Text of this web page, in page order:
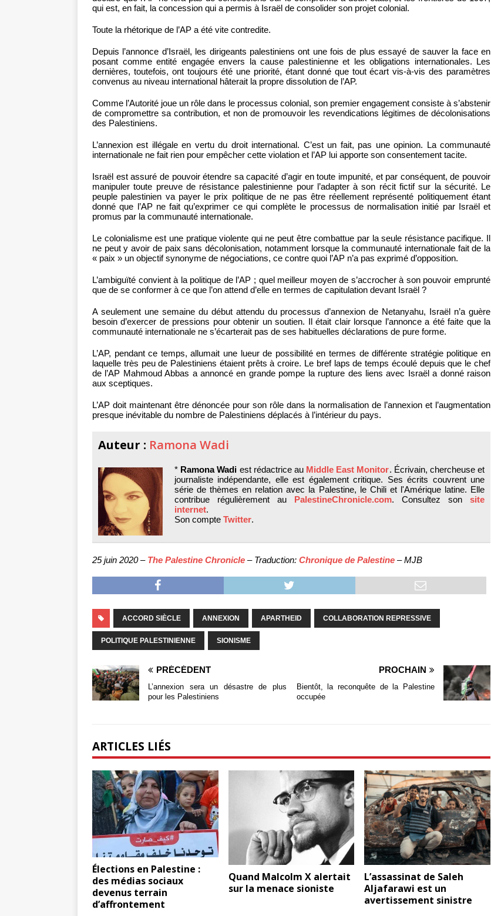
qui est, en fait, la concession qui a permis à Israël de consolider son projet colonial.
Toute la rhétorique de l’AP a été vite contredite.
Depuis l’annonce d’Israël, les dirigeants palestiniens ont une fois de plus essayé de sauver la face en
posant comme entité engagée envers la cause palestinienne et les obligations internationales. Les
dernières, toutefois, ont toujours été une priorité, étant donné que tout écart vis-à-vis des paramètres
convenus au niveau international hâterait la propre dissolution de l’AP.
Comme l’Autorité joue un rôle dans le processus colonial, son premier engagement consiste à s’abstenir
de compromettre sa contribution, et non de promouvoir les revendications légitimes de décolonisations
des Palestiniens.
L’annexion est illégale en vertu du droit international. C’est un fait, pas une opinion. La communauté
internationale ne fait rien pour empêcher cette violation et l’AP lui apporte son consentement tacite.
Israël est assuré de pouvoir étendre sa capacité d’agir en toute impunité, et par conséquent, de pouvoir
manipuler toute preuve de résistance palestinienne pour l’adapter à son récit fictif sur la sécurité. Le
peuple palestinien va payer le prix politique de ne pas être réellement représenté politiquement étant
donné que l’AP ne fait qu’exprimer ce qui complète le processus de normalisation initié par Israël et
promus par la communauté internationale.
Le colonialisme est une pratique violente qui ne peut être combattue par la seule résistance pacifique. Il
ne peut y avoir de paix sans décolonisation, notamment lorsque la communauté internationale fait de la
« paix » un objectif synonyme de négociations, ce contre quoi l’AP n’a pas exprimé d’opposition.
L’ambiguïté convient à la politique de l’AP ; quel meilleur moyen de s’accrocher à son pouvoir emprunté
que de se conformer à ce que l’on attend d’elle en termes de capitulation devant Israël ?
A seulement une semaine du début attendu du processus d’annexion de Netanyahu, Israël n’a guère
besoin d’exercer de pressions pour obtenir un soutien. Il était clair lorsque l’annonce a été faite que la
communauté internationale ne s’écarterait pas de ses habituelles déclarations de pure forme.
L’AP, pendant ce temps, allumait une lueur de possibilité en termes de différente stratégie politique en
laquelle très peu de Palestiniens étaient prêts à croire. Le bref laps de temps écoulé depuis que le chef
de l’AP Mahmoud Abbas a annoncé en grande pompe la rupture des liens avec Israël a donné raison
aux sceptiques.
L’AP doit maintenant être dénoncée pour son rôle dans la normalisation de l’annexion et l’augmentation
presque inévitable du nombre de Palestiniens déplacés à l’intérieur du pays.
Auteur : Ramona Wadi
* Ramona Wadi est rédactrice au Middle East Monitor. Écrivain, chercheuse et
journaliste indépendante, elle est également critique. Ses écrits couvrent une
série de thèmes en relation avec la Palestine, le Chili et l'Amérique latine. Elle
contribue régulièrement au PalestineChronicle.com. Consultez sonsite
internet.
Son compte Twitter.
25 juin 2020 – The Palestine Chronicle – Traduction: Chronique de Palestine – MJB
ACCORD SIÈCLE ANNEXION APARTHEID COLLABORATION REPRESSIVE
POLITIQUE PALESTINIENNE SIONISME
PRÉCÉDENT
L’annexion sera un désastre de plus
pour les Palestiniens
PROCHAIN
Bientôt, la reconquête de la Palestine
occupée
ARTICLES LIÉS
Élections en Palestine :
des médias sociaux
devenus terrain
d’affrontement
Quand Malcolm X alertait
sur la menace sioniste
L’assassinat de Saleh
Aljafarawi est un
avertissement sinistre